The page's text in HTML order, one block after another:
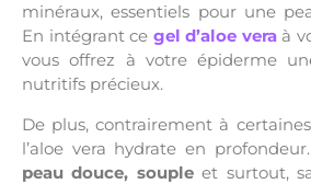
minéraux, essentiels pour une
En intégrant ce gel d’aloe veraà
vous offrez à votre épiderme
nutritifs précieux.
De plus, contrairement à
l’aloe vera hydrate en
peau douce, soupleet surtout,